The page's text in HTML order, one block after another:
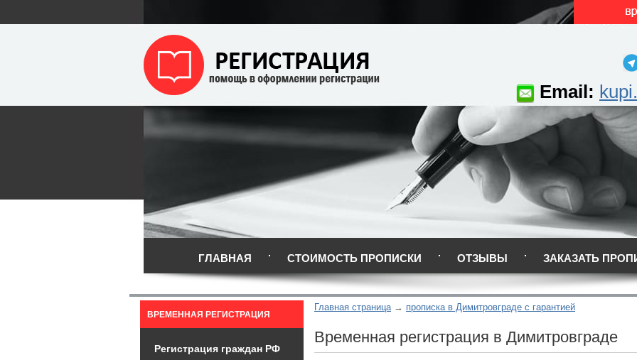
Email:
ГЛАВНАЯ СТОИМОСТЬ ПРОПИСКИ ОТЗЫВЫ ЗАКАЗАТЬ
Главная страница прописка в Димитровграде с гарантией
Временная регистрация в Димитровграде
ВРЕМЕННАЯ РЕГИСТРАЦИЯ
Регистрация граждан РФ